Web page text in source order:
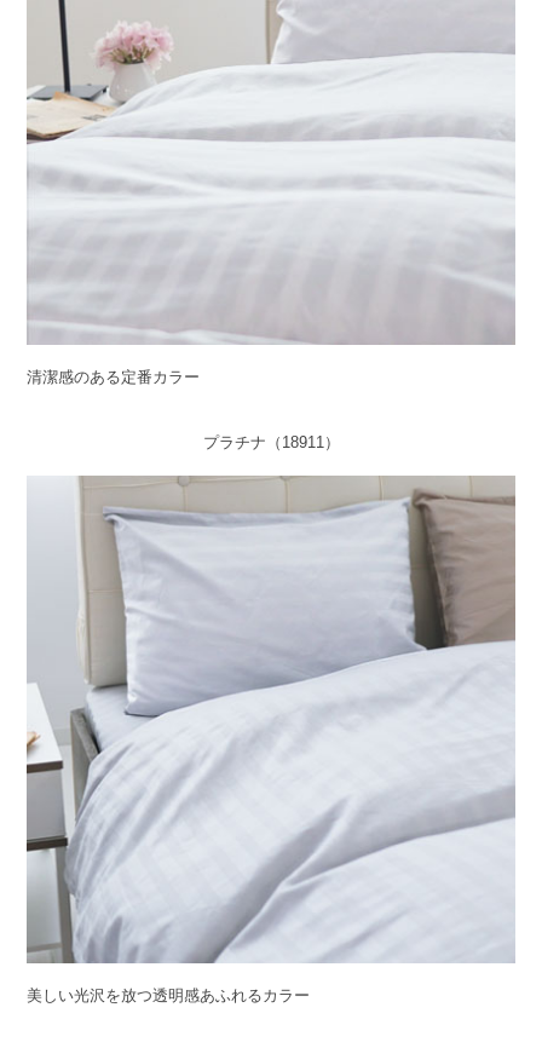
清潔感のある定番カラー
プラチナ（18911）
美しい光沢を放つ透明感あふれるカラー